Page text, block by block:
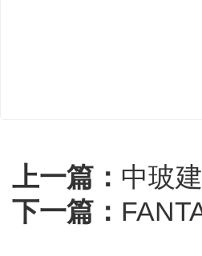
上一篇： 中玻
下一篇：